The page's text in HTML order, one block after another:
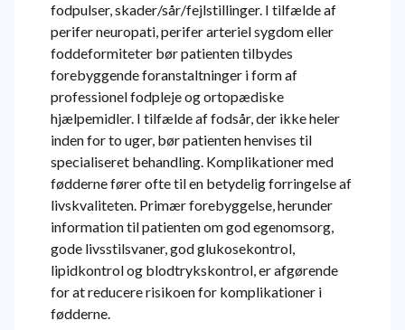
fodpulser, skader/sår/fejlstillinger. I tilfælde af
perifer neuropati, perifer arteriel sygdom eller
foddeformiteter bør patienten tilbydes
forebyggende foranstaltninger i form af
professionel fodpleje og ortopædiske
hjælpemidler. I tilfælde af fodsår, der ikke heler
inden for to uger, bør patienten henvises til
specialiseret behandling. Komplikationer med
fødderne fører ofte til en betydelig forringelse af
livskvaliteten. Primær forebyggelse, herunder
information til patienten om god egenomsorg,
gode livsstilsvaner, god glukosekontrol,
lipidkontrol og blodtrykskontrol, er afgørende
for at reducere risikoen for komplikationer i
fødderne.